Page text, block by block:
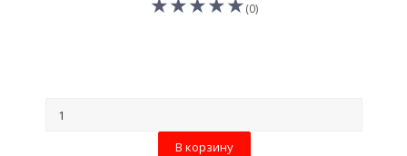
(0)
В корзину